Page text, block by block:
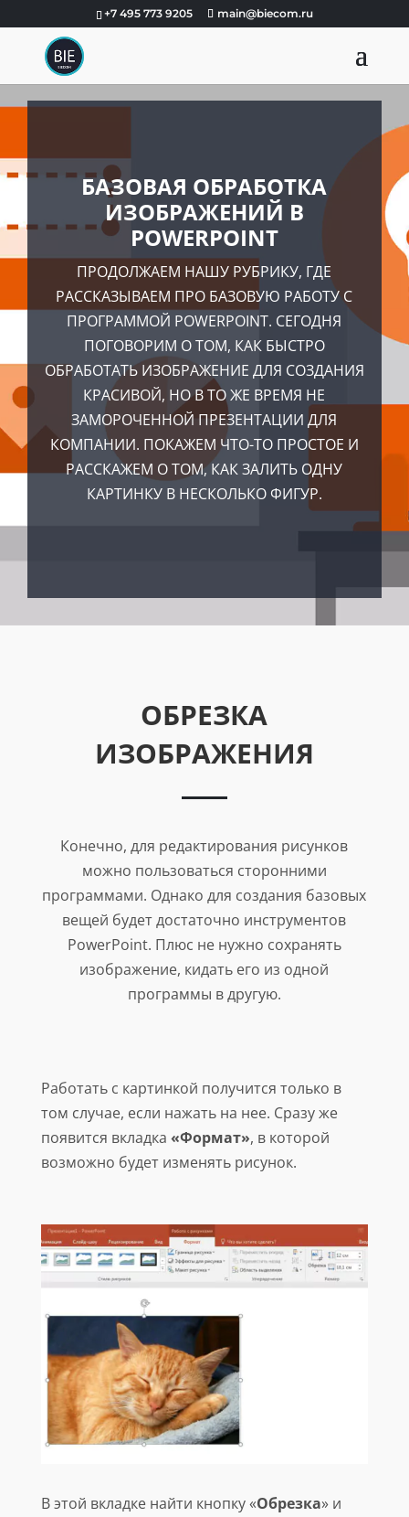
+7 495 773 9205 main@biecom.ru
БАЗОВАЯ ОБРАБОТКА
ИЗОБРАЖЕНИЙ В
POWERPOINT
ПРОДОЛЖАЕМ НАШУ РУБРИКУ, ГДЕ
РАССКАЗЫВАЕМ ПРО БАЗОВУЮ РАБОТУ С
ПРОГРАММОЙ POWERPOINT. СЕГОДНЯ
ПОГОВОРИМ О ТОМ, КАК БЫСТРО
ОБРАБОТАТЬ ИЗОБРАЖЕНИЕ ДЛЯ СОЗДАНИЯ
КРАСИВОЙ, НО В ТО ЖЕ ВРЕМЯ НЕ
ЗАМОРОЧЕННОЙ ПРЕЗЕНТАЦИИ ДЛЯ
КОМПАНИИ. ПОКАЖЕМ ЧТО-ТО ПРОСТОЕ И
РАССКАЖЕМ О ТОМ, КАК ЗАЛИТЬ ОДНУ
КАРТИНКУ В НЕСКОЛЬКО ФИГУР.
ОБРЕЗКА
ИЗОБРАЖЕНИЯ
Конечно, для редактирования рисунков
можно пользоваться сторонними
программами. Однако для создания базовых
вещей будет достаточно инструментов
PowerPoint. Плюс не нужно сохранять
изображение, кидать его из одной
программы в другую.
Работать с картинкой получится только в
том случае, если нажать на нее. Сразу же
появится вкладка «Формат», в которой
возможно будет изменять рисунок.
В этой вкладке найти кнопку «Обрезка» и